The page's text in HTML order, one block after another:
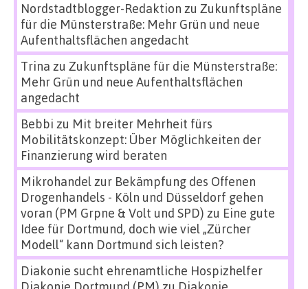
Nordstadtblogger-Redaktion zu Zukunftspläne
für die Münsterstraße: Mehr Grün und neue
Aufenthaltsflächen angedacht
Trina zu Zukunftspläne für die Münsterstraße:
Mehr Grün und neue Aufenthaltsflächen
angedacht
Bebbi zu Mit breiter Mehrheit fürs
Mobilitätskonzept: Über Möglichkeiten der
Finanzierung wird beraten
Mikrohandel zur Bekämpfung des Offenen
Drogenhandels - Köln und Düsseldorf gehen
voran (PM Grpne & Volt und SPD) zu Eine gute
Idee für Dortmund, doch wie viel „Zürcher
Modell“ kann Dortmund sich leisten?
Diakonie sucht ehrenamtliche Hospizhelfer